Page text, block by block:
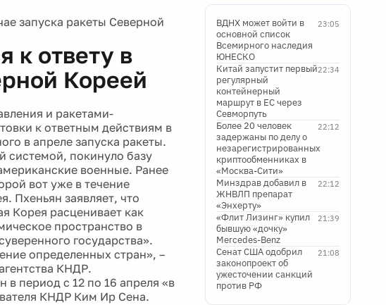
запуска ракеты Северной
к ответу в
Кореей
и ракетами-
к ответным действиям в
в апреле запуска ракеты.
системой, покинуло базу
военные. Ранее
вот уже в течение
Пхеньян заявляет, что
Корея расценивает как
пространство в
государства».
определенных стран», –
КНДР.
в период с 12 по 16 апреля «в
КНДР Ким Ир Сена.
23:05
ВДНХ может войти в
основной список
Всемирного наследия
ЮНЕСКО
22:34
Китай запустит первый
регулярный
контейнерный
маршрут в ЕС через
Севморпуть
22:12
Более 20 человек
задержаны по делу о
незарегистрированных
криптообменниках в
«Москва-Сити»
22:12
Минздрав добавил в
ЖНВЛП препарат
«Энхерту»
21:39
«Флит Лизинг» купил
бывшую «дочку»
Mercedes-Benz
21:08
Сенат США одобрил
законопроект об
ужесточении санкций
против РФ